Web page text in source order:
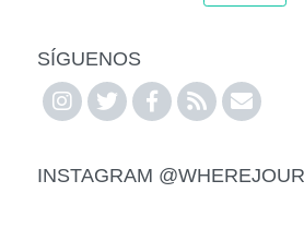
SÍGUENOS
INSTAGRAM